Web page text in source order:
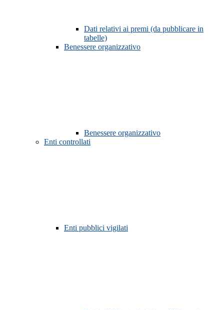
Dati relativi ai premi (da pubblicare in
tabelle)
Benessere organizzativo
Benessere organizzativo
Enti controllati
Enti pubblici vigilati